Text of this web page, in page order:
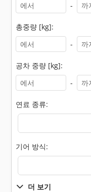
-
총중량 [kg]:
-
공차 중량 [kg]:
-
연료 종류:
기어 방식:
더 보기